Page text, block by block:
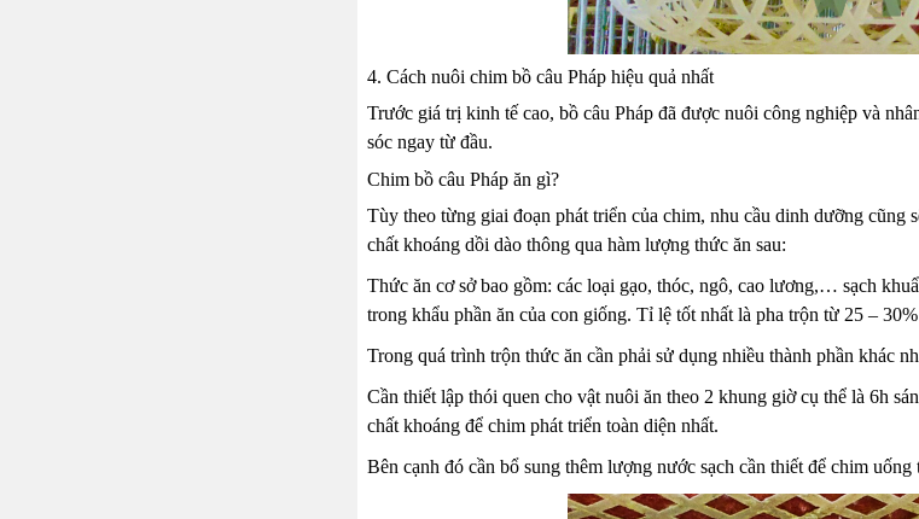
4. Cách nuôi chim bồ câu Pháp hiệu quả nhất
Trước giá trị kinh tế cao, bồ câu Pháp đã được nuôi công nghiệp và
sóc ngay từ đầu.
Chim bồ câu Pháp ăn gì?
Tùy theo từng giai đoạn phát triển của chim, nhu cầu dinh dưỡng
chất khoáng dồi dào thông qua hàm lượng thức ăn sau:
Thức ăn cơ sở bao gồm: các loại gạo, thóc, ngô, cao lương,… sạch
trong khẩu phần ăn của con giống. Tỉ lệ tốt nhất là pha trộn từ 25 –
Trong quá trình trộn thức ăn cần phải sử dụng nhiều thành phần khác
Cần thiết lập thói quen cho vật nuôi ăn theo 2 khung giờ cụ thể là 6h
chất khoáng để chim phát triển toàn diện nhất.
Bên cạnh đó cần bổ sung thêm lượng nước sạch cần thiết để chim